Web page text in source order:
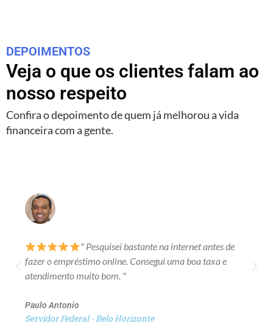
DEPOIMENTOS
Veja o que os clientes falam ao
nosso respeito
Confira o depoimento de quem já melhorou a vida
financeira com a gente.
" Pesquisei bastante na internet antes de
fazer o empréstimo online. Consegui uma boa taxa e
atendimento muito bom. "
Paulo Antonio
Servidor Federal - Belo Horizonte